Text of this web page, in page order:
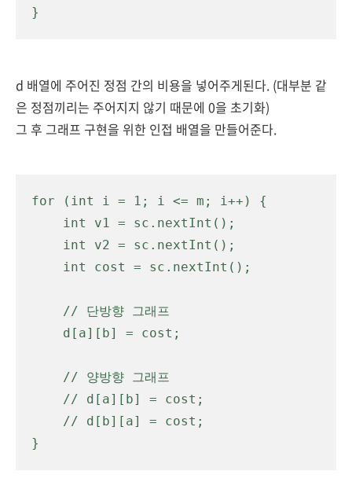
}
d 배열에 주어진 정점 간의 비용을 넣어주게된다. (대부분 같
은 정점끼리는 주어지지 않기 때문에 0을 초기화)
그 후 그래프 구현을 위한 인접 배열을 만들어준다.
for (int i = 1; i <= m; i++) {
    int v1
= sc.nextInt();
    // 단방향 그래프
    d[a][b] = cost;
    // 양방향 그래프
    // d[a][b] = cost;
}